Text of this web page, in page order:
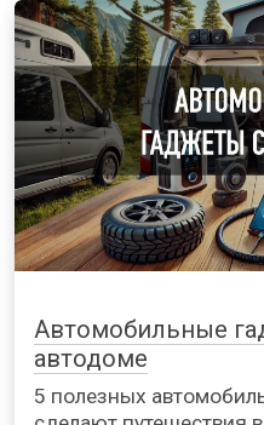
Автомобильные
автодоме
5 полезных